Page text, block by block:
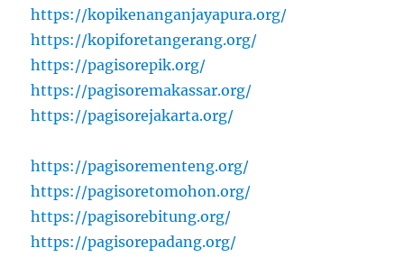
https://kopikenanganjayapura.org/
https://kopiforetangerang.org/
https://pagisorepik.org/
https://pagisoremakassar.org/
https://pagisorejakarta.org/
https://pagisorementeng.org/
https://pagisoretomohon.org/
https://pagisorebitung.org/
https://pagisorepadang.org/